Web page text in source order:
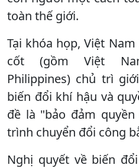
toàn thế giới.
Tại khóa họp, Việt
cốt (gồm Việt
Philippines) chủ trì
biến đổi khí hậu và
đề là "bảo đảm
trình chuyển đổi công
Nghị quyết về biến